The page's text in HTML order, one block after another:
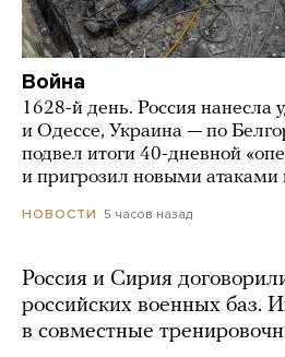
Война
1628-й день. Россия нанесла
и Одессе, Украина — по
подвел итоги 40-дневной
и пригрозил новыми атаками
НОВОСТИ 5 часов назад
Россия и Сирия
российских военных баз.
в совместные